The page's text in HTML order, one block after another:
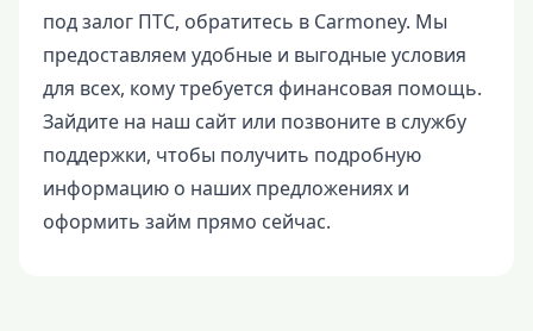
под залог ПТС, обратитесь в Carmoney. Мы
предоставляем удобные и выгодные условия
для всех, кому требуется финансовая помощь.
Зайдите на наш сайт или позвоните в службу
поддержки, чтобы получить подробную
информацию о наших предложениях и
оформить займ прямо сейчас.